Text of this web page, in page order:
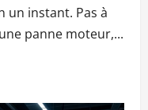
un instant. Pas à
panne moteur,...